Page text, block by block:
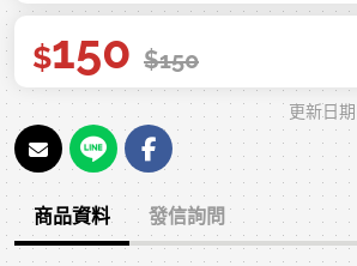
$150 $150
更新日
商品資料 發信詢問